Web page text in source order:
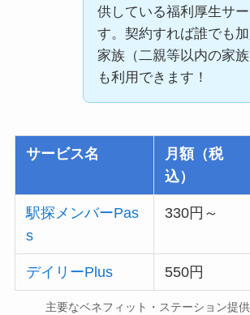
供している福利厚生サ
す。契約すれば誰でも加
家族（二親等以内の家族
も利用できます！
サービス名
月額（税
込）
駅探メンバーPas
s
330円～
デイリーPlus 550円
主要なベネフィット・ステーション提